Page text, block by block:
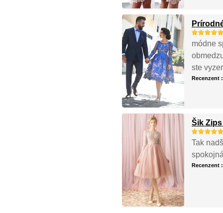
módne
ste
Recenzent
Šik
Tak
Recenzent